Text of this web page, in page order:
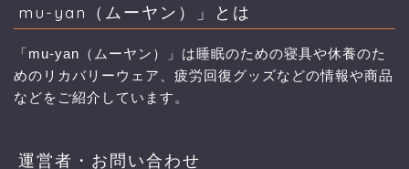
mu-yan（ムーヤン）」とは
「mu-yan（ムーヤン）」は睡眠のための寝具や休養のた
めのリカバリーウェア、疲労回復グッズなどの情報や商品
などをご紹介しています。
運営者・お問い合わせ